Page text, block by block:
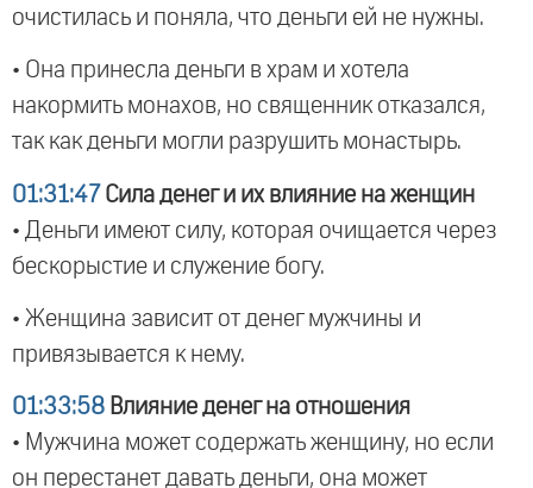
очистилась и поняла, что деньги ей не нужны.
• Она принесла деньги в храм и хотела
накормить монахов, но священник отказался,
так как деньги могли разрушить монастырь.
01:31:47 Сила денег и их влияние на женщин
• Деньги имеют силу, которая очищается через
бескорыстие и служение богу.
• Женщина зависит от денег мужчины и
привязывается к нему.
01:33:58 Влияние денег на отношения
• Мужчина может содержать женщину, но если
он перестанет давать деньги, она может